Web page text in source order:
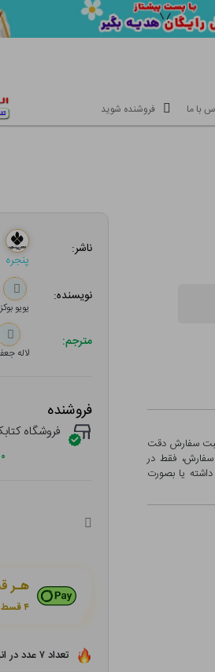
با ما فروشنده شوید
سفارش دقت
فقط در
یا بصورت
ناشر:
پنجره
نویسنده:
یویو بوکز
مترجم:
لاله
فروشنده
فروشگاه
هـر
۴ قسط مــاهـانـه؛ بـدون سـود، چـک و ضـامـن
تعداد ۷ عدد در انبار موجود است